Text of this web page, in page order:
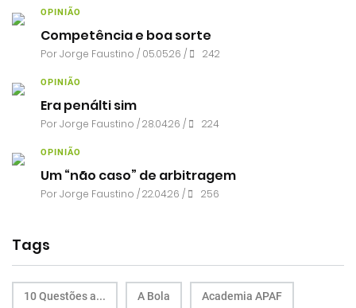
OPINIÃO
Competência e boa sorte
PorJorge Faustino / 05.05.26 / 242
OPINIÃO
Era penálti sim
PorJorge Faustino / 28.04.26 / 224
OPINIÃO
Um “não caso” de arbitragem
PorJorge Faustino / 22.04.26 / 256
Tags
10 Questões a... A Bola Academia APAF